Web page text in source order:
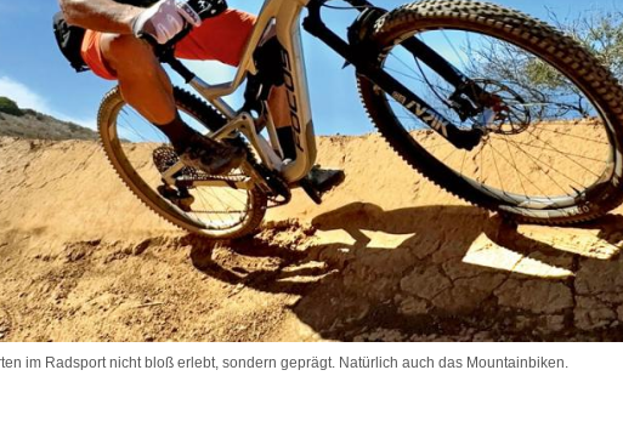
im Radsport nicht bloß erlebt, sondern geprägt. Natürlich auch das Mountainbiken.